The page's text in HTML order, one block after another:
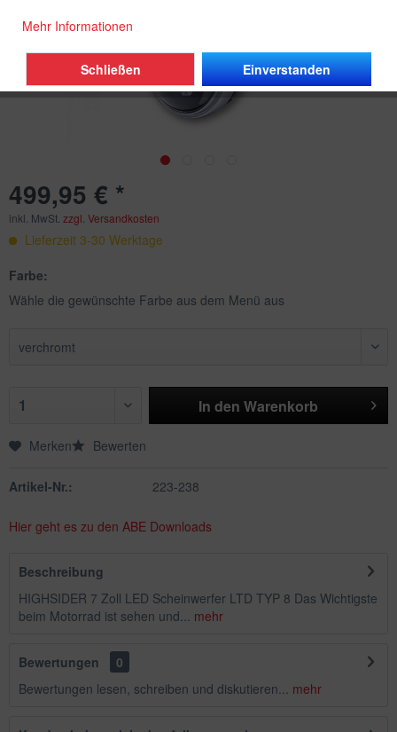
499,95 € *
inkl. MwSt. zzgl. Versandkosten
Lieferzeit 3-30 Werktage
Farbe:
Wähle die gewünschte Farbe aus dem Menü aus
In den Warenkorb
Merken Bewerten
Artikel-Nr.: 223-238
Hier geht es zu den ABE Downloads
Beschreibung
HIGHSIDER 7 Zoll LED Scheinwerfer LTD TYP 8 Das Wichtigste
beim Motorrad ist sehen und... mehr
Bewertungen
0
Bewertungen lesen, schreiben und diskutieren... mehr
Mehr Informationen
Einverstanden
Schließen